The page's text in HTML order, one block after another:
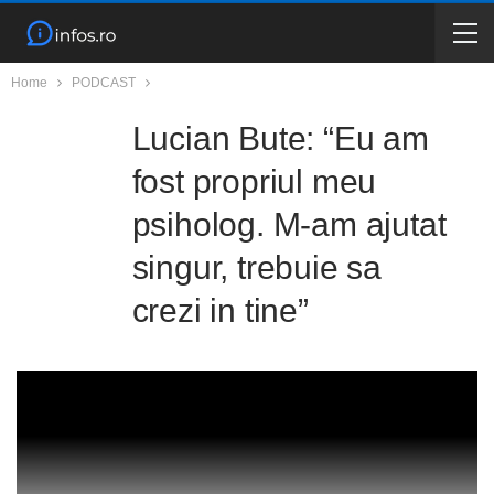
Home PODCAST
Lucian Bute: “Eu am
fost propriul meu
psiholog. M-am ajutat
singur, trebuie sa
crezi in tine”